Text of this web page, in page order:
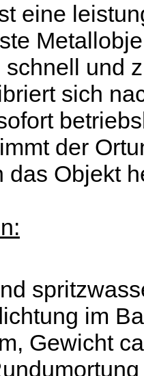
eine
und
sich
der
das Objekt
im
Gewicht